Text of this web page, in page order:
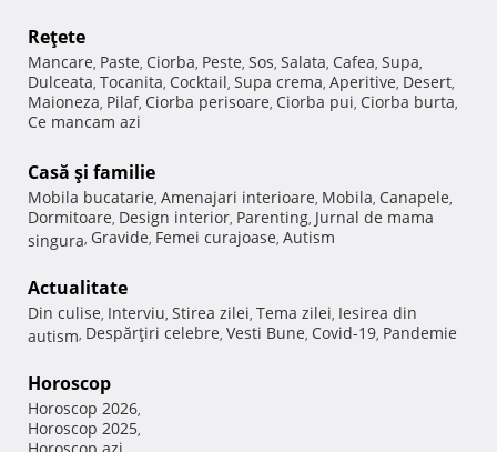
Reţete
Mancare, Paste, Ciorba, Peste, Sos, Salata, Cafea, Supa,
Dulceata, Tocanita, Cocktail, Supa crema, Aperitive, Desert,
Maioneza, Pilaf, Ciorba perisoare, Ciorba pui, Ciorba burta,
Ce mancam azi
Casă şi familie
Mobila bucatarie, Amenajari interioare, Mobila, Canapele,
Dormitoare, Design interior, Parenting, Jurnal de mama
singura, Gravide, Femei curajoase, Autism
Actualitate
Din culise, Interviu, Stirea zilei, Tema zilei, Iesirea din
autism, Despărţiri celebre, Vesti Bune, Covid-19, Pandemie
Horoscop
Horoscop 2026,
Horoscop 2025,